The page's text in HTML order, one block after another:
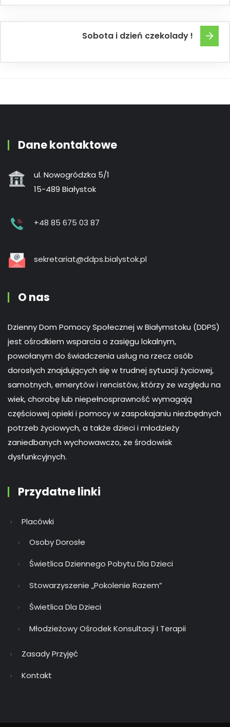
Sobota i dzień czekolady !
Dane kontaktowe
ul. Nowogródzka 5/1
15-489 Białystok
+48 85 675 03 87
sekretariat@ddps.bialystok.pl
O nas
Dzienny Dom Pomocy Społecznej w Białymstoku (DDPS)
jest ośrodkiem wsparcia o zasięgu lokalnym,
powołanym do świadczenia usług na rzecz osób
dorosłych znajdujących się w trudnej sytuacji życiowej,
samotnych, emerytów i rencistów, którzy ze względu na
wiek, chorobę lub niepełnosprawność wymagają
częściowej opieki i pomocy w zaspokajaniu niezbędnych
potrzeb życiowych, a także dzieci i młodzieży
zaniedbanych wychowawczo, ze środowisk
dysfunkcyjnych.
Przydatne linki
Placówki
Osoby Dorosłe
Świetlica Dziennego Pobytu Dla Dzieci
Stowarzyszenie „Pokolenie Razem”
Świetlica Dla Dzieci
Młodzieżowy Ośrodek Konsultacji I Terapii
Zasady Przyjęć
Kontakt